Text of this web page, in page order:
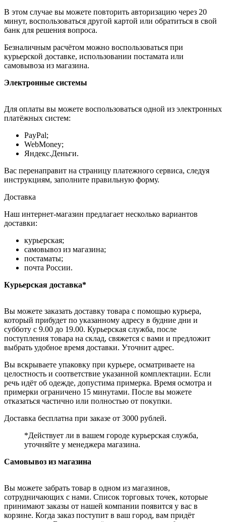
В этом случае вы можете повторить авторизацию через 20
минут, воспользоваться другой картой или обратиться в свой
банк для решения вопроса.
Безналичным расчётом можно воспользоваться при
курьерской доставке, использовании постамата или
самовывоза из магазина.
Электронные системы
Для оплаты вы можете воспользоваться одной из электронных
платёжных систем:
PayPal;
WebMoney;
Яндекс.Деньги.
Вас перенаправит на страницу платежного сервиса, следуя
инструкциям, заполните правильную форму.
Доставка
Наш интернет-магазин предлагает несколько вариантов
доставки:
курьерская;
самовывоз из магазина;
постаматы;
почта России.
Курьерская доставка*
Вы можете заказать доставку товара с помощью курьера,
который прибудет по указанному адресу в будние дни и
субботу с 9.00 до 19.00. Курьерская служба, после
поступления товара на склад, свяжется с вами и предложит
выбрать удобное время доставки. Уточнит адрес.
Вы вскрываете упаковку при курьере, осматриваете на
целостность и соответствие указанной комплектации. Если
речь идёт об одежде, допустима примерка. Время осмотра и
примерки ограничено 15 минутами. После вы можете
отказаться частично или полностью от покупки.
Доставка бесплатна при заказе от 3000 рублей.
*Действует ли в вашем городе курьерская служба,
уточняйте у менеджера магазина.
Самовывоз из магазина
Вы можете забрать товар в одном из магазинов,
сотрудничающих с нами. Список торговых точек, которые
принимают заказы от нашей компании появится у вас в
корзине. Когда заказ поступит в ваш город, вам придёт